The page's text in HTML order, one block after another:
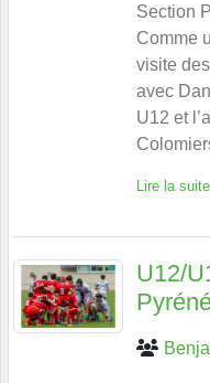
Section
Comme
visite
avec
U12 et
Lire la suite
U12/